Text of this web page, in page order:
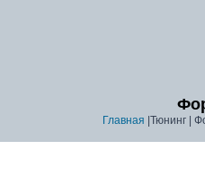
Главная |Тюнинг |